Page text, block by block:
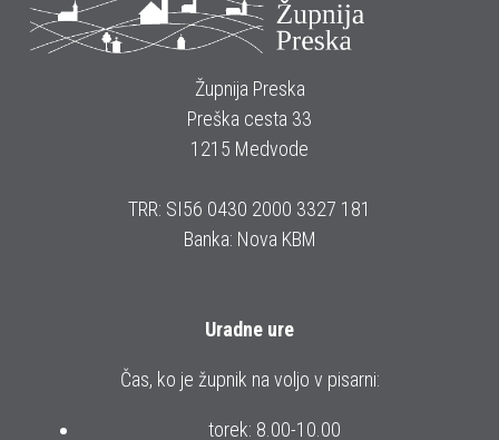
Župnija Preska
Preška cesta 33
1215 Medvode
TRR: SI56 0430 2000 3327 181
Banka: Nova KBM
Uradne ure
Čas, ko je župnik na voljo v pisarni:
torek: 8.00-10.00